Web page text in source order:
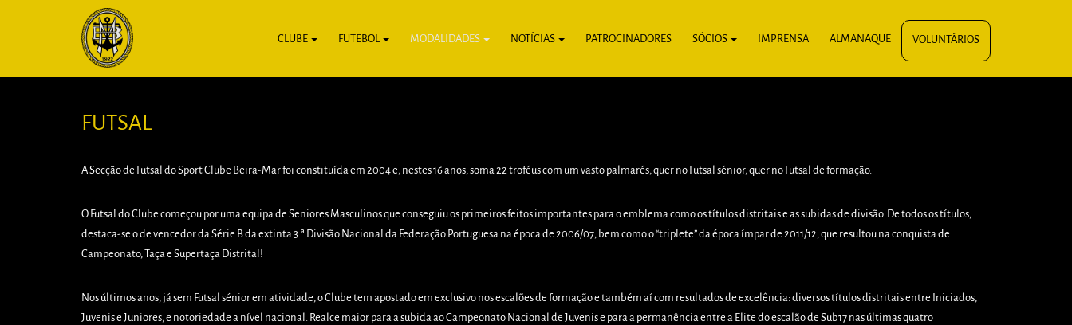
CLUBE FUTEBOL MODALIDADES NOTÍCIAS PATROCINADORES SÓCIOS IMPRENSA ALMANAQUE VOLUNTÁRIOS
FUTSAL
A Secção de Futsal do Sport Clube Beira-Mar foi constituída em 2004 e, nestes 16 anos, soma 22 troféus com um vasto palmarés, quer no Futsal sénior, quer no Futsal de formação.
O Futsal do Clube começou por uma equipa de Seniores Masculinos que conseguiu os primeiros feitos importantes para o emblema como os títulos distritais e as subidas de divisão. De todos os títulos,
destaca-se o de vencedor da Série B da extinta 3.ª Divisão Nacional da Federação Portuguesa na época de 2006/07, bem como o “triplete” da época ímpar de 2011/12, que resultou na conquista de
Campeonato, Taça e Supertaça Distrital!
Nos últimos anos, já sem Futsal sénior em atividade, o Clube tem apostado em exclusivo nos escalões de formação e também aí com resultados de excelência: diversos títulos distritais entre Iniciados,
Juvenis e Juniores, e notoriedade a nível nacional. Realce maior para a subida ao Campeonato Nacional de Juvenis e para a permanência entre a Elite do escalão de Sub17 nas últimas quatro